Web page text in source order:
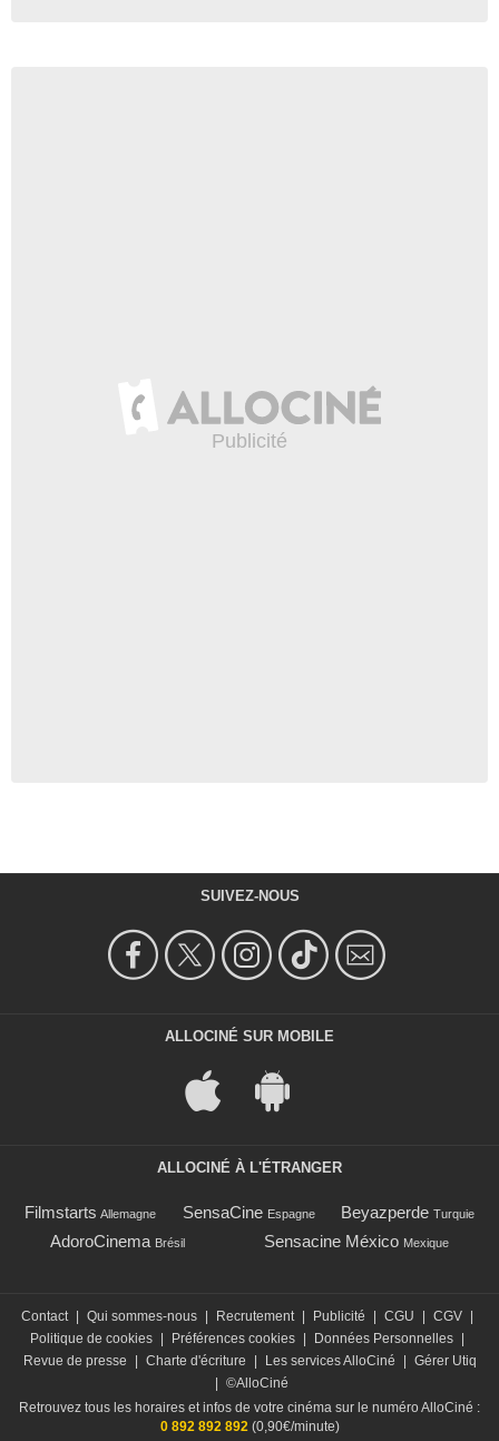
SUIVEZ-NOUS
ALLOCINÉ SUR MOBILE
ALLOCINÉ À L'ÉTRANGER
Filmstarts Allemagne SensaCine Espagne Beyazperde Turquie
AdoroCinema Brésil Sensacine México Mexique
Contact Qui sommes-nous Recrutement Publicité CGU CGV
Politique de cookies
Préférences cookies Données Personnelles
Revue de presse
Charte d'écriture Les services AlloCiné
Gérer Utiq
©AlloCiné
Retrouvez tous les horaires et infos de votre cinéma sur le numéro AlloCiné :
0 892 892 892(0,90€/minute)